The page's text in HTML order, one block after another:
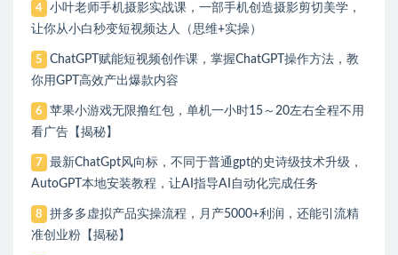
4
小叶老师手机摄影实战课，一部手机创造摄影剪切美学，
让你从小白秒变短视频达人（思维+实操）
5
ChatGPT赋能短视频创作课，​掌握ChatGPT操作方法，教
你用GPT高效产出爆款内容
6
苹果小游戏无限撸红包，单机一小时15～20左右全程不用
看广告【揭秘】
7
最新ChatGpt风向标，不同于普通gpt的史诗级技术升级，
AutoGPT本地安装教程，让AI指导AI自动化完成任务
8
拼多多虚拟产品实操流程，月产5000+利润，还能引流精
准创业粉【揭秘】